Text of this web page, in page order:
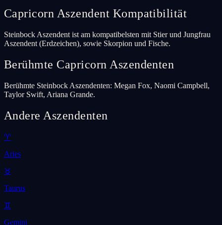
Capricorn Aszendent Kompatibilität
Steinbock Aszendent ist am kompatibelsten mit Stier und Jungfrau
Aszendent (Erdzeichen), sowie Skorpion und Fische.
Berühmte Capricorn Aszendenten
Berühmte Steinbock Aszendenten: Megan Fox, Naomi Campbell,
Taylor Swift, Ariana Grande.
Andere Aszendenten
♈
Aries
♉
Taurus
♊
Gemini